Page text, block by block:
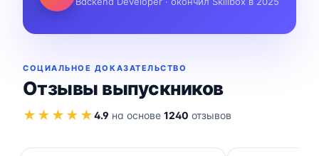
СОЦИАЛЬНОЕ ДОКАЗАТЕЛЬСТВО
Отзывы выпускников
★★★★★4.9 на основе 1240 отзывов